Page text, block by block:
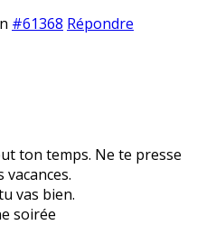
#61368 Répondre
ton temps. Ne te presse
vas bien.
soirée